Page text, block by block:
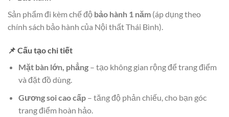
Sản phẩm đi kèm chế độ bảo hành 1 năm (áp dụng theo
chính sách bảo hành của Nội thất Thái Bình).
📌 Cấu tạo chi tiết
Mặt bàn lớn, phẳng– tạo không gian rộng để trang điểm
và đặt đồ dùng.
Gương soi cao cấp– tăng độ phản chiếu, cho bạn góc
trang điểm hoàn hảo.